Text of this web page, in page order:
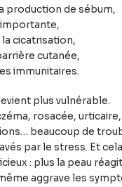
production de sébum,
cicatrisation,
cutanée,
immunitaires.
plus vulnérable.
rosacée,
beaucoup de
par le stress. Et
: plus la peau
aggrave les